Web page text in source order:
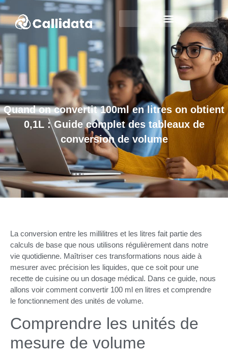
Quand on convertit 100ml en litres on obtient
0,1L : Guide complet des tableaux de
conversion de volume
La conversion entre les millilitres et les litres fait partie des
calculs de base que nous utilisons régulièrement dans notre
vie quotidienne. Maîtriser ces transformations nous aide à
mesurer avec précision les liquides, que ce soit pour une
recette de cuisine ou un dosage médical. Dans ce guide, nous
allons voir comment convertir 100 ml en litres et comprendre
le fonctionnement des unités de volume.
Comprendre les unités de
mesure de volume